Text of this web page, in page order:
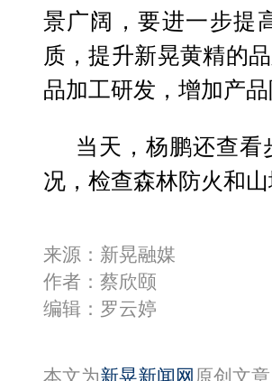
景广阔，要进一步提
质，提升新晃黄精的
品加工研发，增加产
当天，杨鹏还查
况，检查森林防火和
来源：新晃融媒
作者：蔡欣颐
编辑：罗云婷
本文为新晃新闻网 原创文